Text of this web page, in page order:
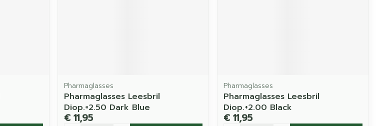
Pharmaglasses
Pharmaglasses Leesbril
Diop.+2.50 Dark Blue
€ 11,95
Pharmaglasses
Pharmaglasses Leesbril
Diop.+2.00 Black
€ 11,95